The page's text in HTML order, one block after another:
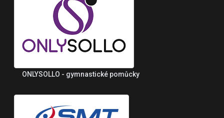
ONLYSOLLO - gymnastické pomůcky